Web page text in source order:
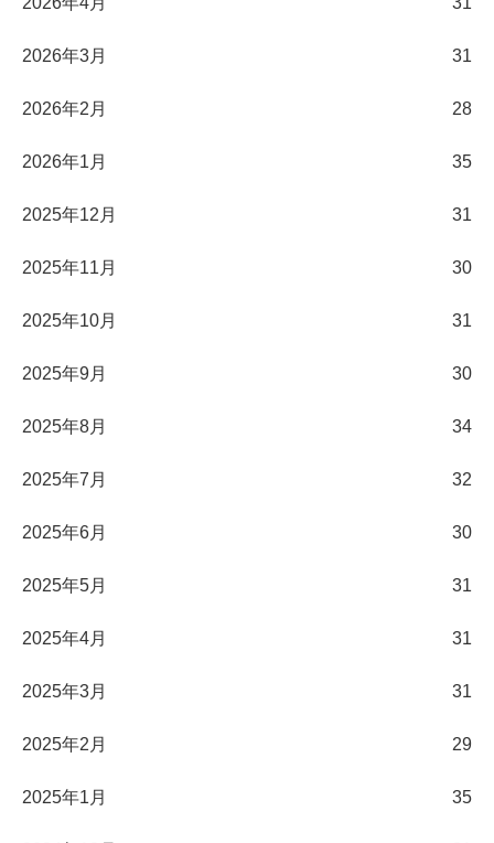
2026年3月 31
2026年2月 28
2026年1月 35
2025年12月 31
2025年11月 30
2025年10月 31
2025年9月 30
2025年8月 34
2025年7月 32
2025年6月 30
2025年5月 31
2025年4月 31
2025年3月 31
2025年2月 29
2025年1月 35